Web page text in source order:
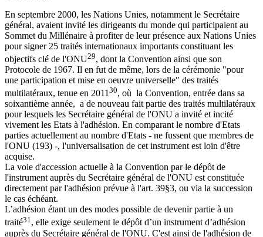
En septembre 2000, les Nations Unies, notamment le Secrétaire
général, avaient invité les dirigeants du monde qui participaient au
Sommet du Millénaire à profiter de leur présence aux Nations Unies
pour signer 25 traités internationaux importants constituant les
objectifs clé de l'ONU29, dont la Convention ainsi que son
Protocole de 1967. Il en fut de même, lors de la cérémonie "pour
une participation et mise en oeuvre universelle" des traités
multilatéraux, tenue en 2011 30, où la Convention, entrée dans sa
soixantième année, a de nouveau fait partie des traités multilatéraux
pour lesquels les Secrétaire général de l'ONU a invité et incité
vivement les Etats à l'adhésion. En comparant le nombre d'Etats
parties actuellement au nombre d'Etats - ne fussent que membres de
l'ONU (193) -, l'universalisation de cet instrument est loin d'être
acquise.
La voie d'accession actuelle à la Convention par le dépôt de
l'instrument auprès du Secrétaire général de l'ONU est constituée
directement par l'adhésion prévue à l'art. 39§3, ou via la succession
le cas échéant.
L’adhésion étant un des modes possible de devenir partie à un
traité31 , elle exige seulement le dépôt d’un instrument d’adhésion
auprès du Secrétaire général de l'ONU. C'est ainsi de l'adhésion de